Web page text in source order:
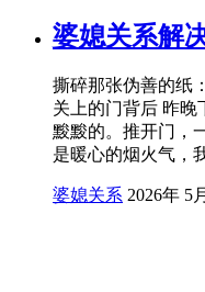
婆媳关系解
撕碎那张伪善的纸
关上的门背后 昨晚
黢黢的。推开门，
是暖心的烟火气，
婆媳关系 2026年 5